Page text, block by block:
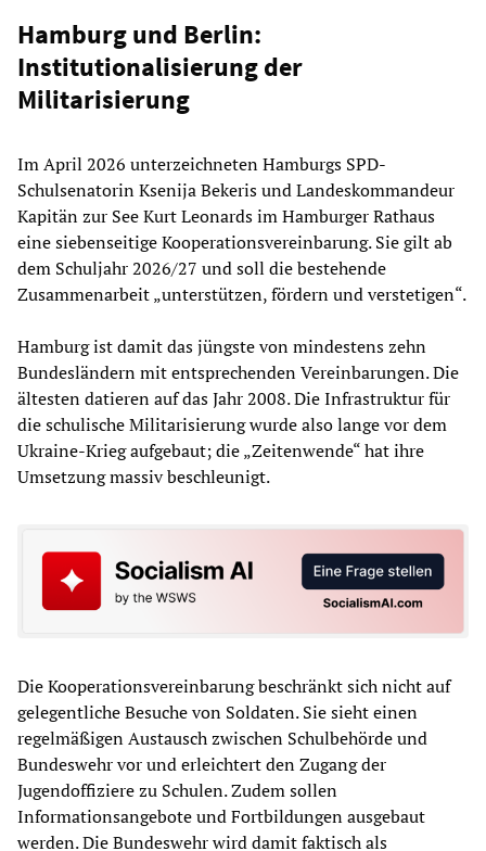
Hamburg und Berlin:
Institutionalisierung der
Militarisierung
Im April 2026 unterzeichneten Hamburgs SPD-
Schulsenatorin Ksenija Bekeris und Landeskommandeur
Kapitän zur See Kurt Leonards im Hamburger Rathaus
eine siebenseitige Kooperationsvereinbarung. Sie gilt ab
dem Schuljahr 2026/27 und soll die bestehende
Zusammenarbeit „unterstützen, fördern und verstetigen“.
Hamburg ist damit das jüngste von mindestens zehn
Bundesländern mit entsprechenden Vereinbarungen. Die
ältesten datieren auf das Jahr 2008. Die Infrastruktur für
die schulische Militarisierung wurde also lange vor dem
Ukraine-Krieg aufgebaut; die „Zeitenwende“ hat ihre
Umsetzung massiv beschleunigt.
Die Kooperationsvereinbarung beschränkt sich nicht auf
gelegentliche Besuche von Soldaten. Sie sieht einen
regelmäßigen Austausch zwischen Schulbehörde und
Bundeswehr vor und erleichtert den Zugang der
Jugendoffiziere zu Schulen. Zudem sollen
Informationsangebote und Fortbildungen ausgebaut
werden. Die Bundeswehr wird damit faktisch als